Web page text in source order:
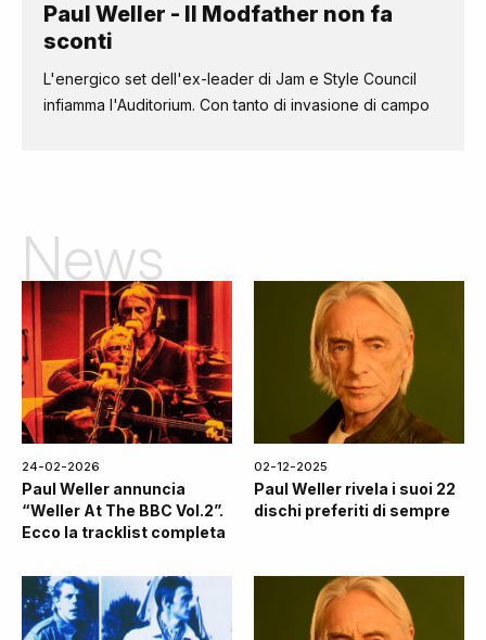
Paul Weller - Il Modfather non fa
sconti
L'energico set dell'ex-leader di Jam e Style Council
infiamma l'Auditorium. Con tanto di invasione di campo
News
24-02-2026
Paul Weller annuncia
“Weller At The BBC Vol.2”.
Ecco la tracklist completa
02-12-2025
Paul Weller rivela i suoi 22
dischi preferiti di sempre